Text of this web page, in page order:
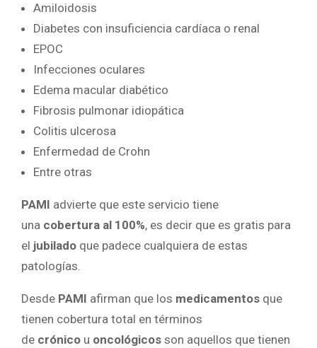
Amiloidosis
Diabetes con insuficiencia cardíaca o renal
EPOC
Infecciones oculares
Edema macular diabético
Fibrosis pulmonar idiopática
Colitis ulcerosa
Enfermedad de Crohn
Entre otras
PAMI advierte que este servicio tiene
una cobertura al 100%, es decir que es gratis para
el jubilado que padece cualquiera de estas
patologías.
Desde PAMI afirman que los medicamentos que
tienen cobertura total en términos
de crónico u oncológicos son aquellos que tienen